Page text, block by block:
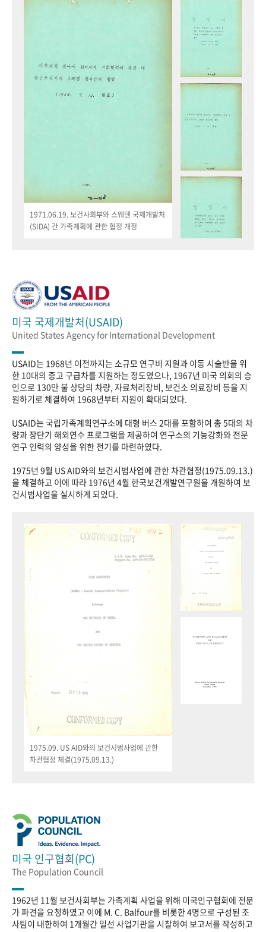
1971.06.19. 보건사회부와 스웨덴 국제개발처
(SIDA) 간 가족계획에 관한 협정 개정
미국 국제개발처(USAID)
United States Agency for International Development
USAID는 1968년 이전까지는 소규모 연구비 지원과 이동 시술반을 위
한 10대의 중고 구급차를 지원하는 정도였으나, 1967년 미국 의회의 승
인으로 130만 불 상당의 차량, 자료처리장비, 보건소 의료장비 등을 지
원하기로 체결하여 1968년부터 지원이 확대되었다.
USAID는 국립가족계획연구소에 대형 버스 2대를 포함하여 총 5대의 차
량과 장단기 해외연수 프로그램을 제공하여 연구소의 기능강화와 전문
연구 인력의 양성을 위한 전기를 마련하였다.
1975년 9월 US AID와의 보건시범사업에 관한 차관협정(1975.09.13.)
을 체결하고 이에 따라 1976년 4월 한국보건개발연구원을 개원하여 보
건시범사업을 실시하게 되었다.
1975.09. US AID와의 보건시범사업에 관한
차관협정 체결(1975.09.13.)
미국 인구협회(PC)
The Population Council
1962년 11월 보건사회부는 가족계획 사업을 위해 미국인구협회에 전문
가 파견을 요청하였고 이에 M. C. Balfour를 비롯한 4명으로 구성된 조
사팀이 내한하여 1개월간 일선 사업기관을 시찰하여 보고서를 작성하고